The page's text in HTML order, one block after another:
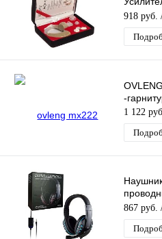
918 руб.
-
1 122
кабель
голубые
867 руб.